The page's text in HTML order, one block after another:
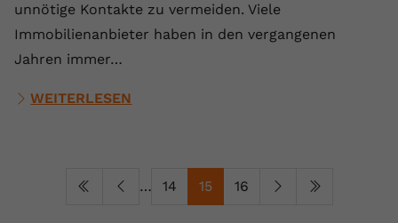
unnötige Kontakte zu vermeiden. Viele
Immobilienanbieter haben in den vergangenen
Jahren immer…
WEITERLESEN
… 14 15 16